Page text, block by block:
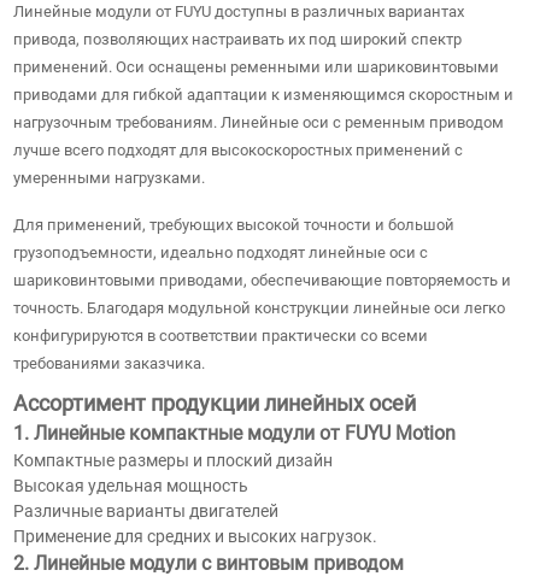
Линейные модули от FUYU доступны в различных вариантах
привода, позволяющих настраивать их под широкий спектр
применений. Оси оснащены ременными или шариковинтовыми
приводами для гибкой адаптации к изменяющимся скоростным и
нагрузочным требованиям. Линейные оси с ременным приводом
лучше всего подходят для высокоскоростных применений с
умеренными нагрузками.
Для применений, требующих высокой точности и большой
грузоподъемности, идеально подходят линейные оси с
шариковинтовыми приводами, обеспечивающие повторяемость и
точность. Благодаря модульной конструкции линейные оси легко
конфигурируются в соответствии практически со всеми
требованиями заказчика.
Ассортимент продукции линейных осей
1. Линейные компактные модули от FUYU Motion
Компактные размеры и плоский дизайн
Высокая удельная мощность
Различные варианты двигателей
Применение для средних и высоких нагрузок.
2. Линейные модули с винтовым приводом